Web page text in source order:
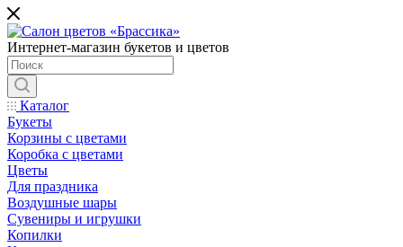
Интернет-магазин букетов и цветов
Каталог
Букеты
Корзины с цветами
Коробка с цветами
Цветы
Для праздника
Воздушные шары
Сувениры и игрушки
Копилки